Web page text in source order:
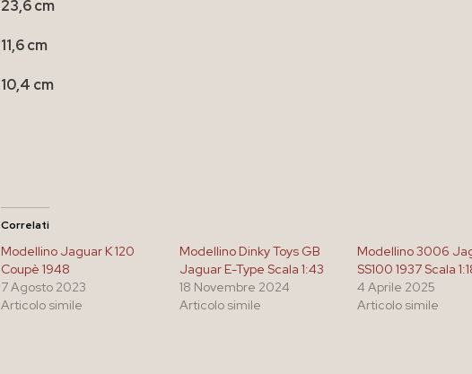
23,6 cm
11,6 cm
10,4 cm
Correlati
Modellino Jaguar K 120
Coupè 1948
7 Agosto 2023
Articolo simile
Modellino Dinky Toys GB
Jaguar E-Type Scala 1:43
18 Novembre 2024
Articolo simile
Modellino 3006
SS100 1937 Scala
4 Aprile 2025
Articolo simile